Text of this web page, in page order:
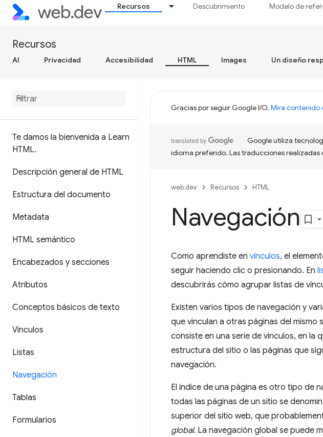
Recursos Descubrimiento Modelo de
Recursos
AI Privacidad Accesibilidad HTML Images Un diseño
Te damos la bienvenida a Learn
HTML.
Descripción general de HTML
Estructura del documento
Metadata
HTML semántico
Encabezados y secciones
Atributos
Conceptos básicos de texto
Vínculos
Listas
Navegación
Tablas
Formularios
Gracias por seguir Google I/O. Mira contenido
Google utiliza
idioma preferido. Las traducciones realizadas
web.dev Recursos HTML
Navegación
Como aprendiste en vínculos, el
seguir haciendo clic o presionando. En
descubrirás cómo agrupar listas de
Existen varios tipos de navegación y
que vinculan a otras páginas del
consiste en una serie de vínculos, en la
estructura del sitio o las páginas que
navegación.
El índice de una página es otro tipo de
todas las páginas de un sitio se
superior del sitio web, que
global. La navegación global se puede